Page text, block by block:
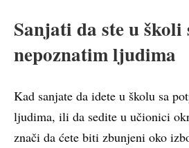
Sanjati da ste u školi
nepoznatim ljudima
Kad sanjate da idete u školu sa
ljudima, ili da sedite u učionici
znači da ćete biti zbunjeni oko